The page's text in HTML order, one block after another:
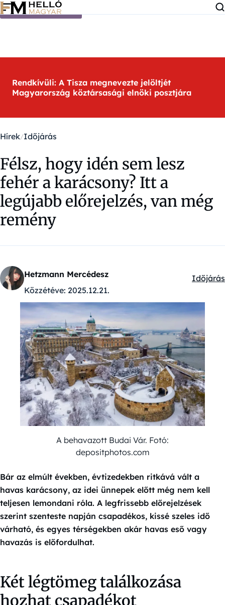
Ugrás a tartalomra
Rendkívüli: A Tisza megnevezte jelöltjét
Magyarország köztársasági elnöki posztjára
Hírek Időjárás
Félsz, hogy idén sem lesz
fehér a karácsony? Itt a
legújabb előrejelzés, van még
remény
Hetzmann Mercédesz
Közzétéve: 2025.12.21.
Időjárás
A behavazott Budai Vár. Fotó:
depositphotos.com
Bár az elmúlt években, évtizedekben ritkává vált a
havas karácsony, az idei ünnepek előtt még nem kell
teljesen lemondani róla. A legfrissebb előrejelzések
szerint szenteste napján csapadékos, kissé szeles idő
várható, és egyes térségekben akár havas eső vagy
havazás is előfordulhat.
Két légtömeg találkozása
hozhat csapadékot